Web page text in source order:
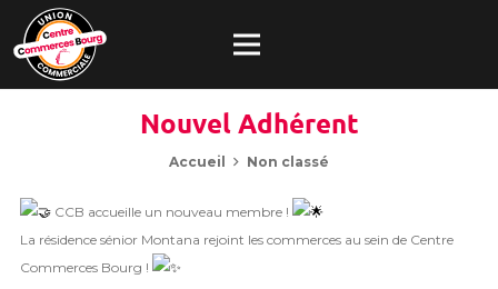
Nouvel Adhérent
Accueil Non classé
CCB accueille un nouveau membre !
La résidence sénior Montana rejoint les commerces au sein de Centre
Commerces Bourg !